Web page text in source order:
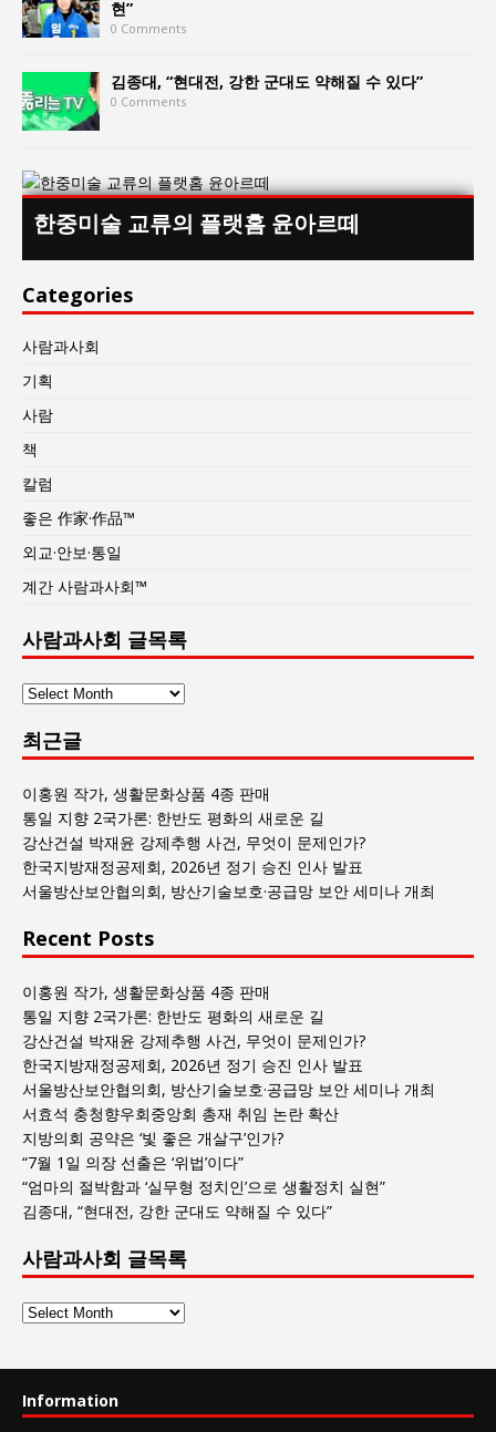
현”
0 Comments
김종대, “현대전, 강한 군대도 약해질 수 있다”
0 Comments
한중미술 교류의 플랫홈 윤아르떼
Categories
사람과사회
기획
사람
책
칼럼
좋은 作家·作品™
외교·안보·통일
계간 사람과사회™
사람과사회 글목록
사
과
사
회
글
목
록
최근글
이홍원 작가, 생활문화상품 4종 판매
통일 지향 2국가론: 한반도 평화의 새로운 길
강산건설 박재윤 강제추행 사건, 무엇이 문제인가?
한국지방재정공제회, 2026년 정기 승진 인사 발표
서울방산보안협의회, 방산기술보호·공급망 보안 세미나 개최
Recent Posts
이홍원 작가, 생활문화상품 4종 판매
통일 지향 2국가론: 한반도 평화의 새로운 길
강산건설 박재윤 강제추행 사건, 무엇이 문제인가?
한국지방재정공제회, 2026년 정기 승진 인사 발표
서울방산보안협의회, 방산기술보호·공급망 보안 세미나 개최
서효석 충청향우회중앙회 총재 취임 논란 확산
지방의회 공약은 ‘빛 좋은 개살구’인가?
“7월 1일 의장 선출은 ‘위법’이다”
“엄마의 절박함과 ‘실무형 정치인’으로 생활정치 실현”
김종대, “현대전, 강한 군대도 약해질 수 있다”
사람과사회 글목록
사
회
Information